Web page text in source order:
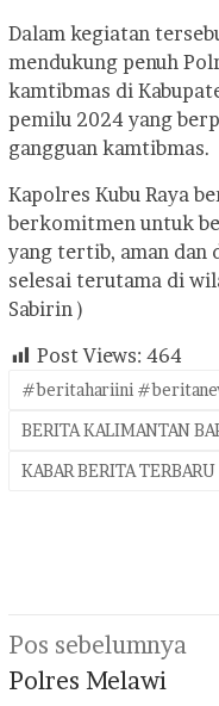
Dalam kegiatan
mendukung penuh
kamtibmas di
pemilu 2024 yang
gangguan kamtibmas.
Kapolres Kubu Raya
berkomitmen untuk
yang tertib, aman dan
selesai terutama di
Sabirin )
Post Views: 464
#beritahariini
BERITA KALIMANTAN
KABAR BERITA TERBARU
Navigasi
pos
Pos sebelumnya
Polres Melawi